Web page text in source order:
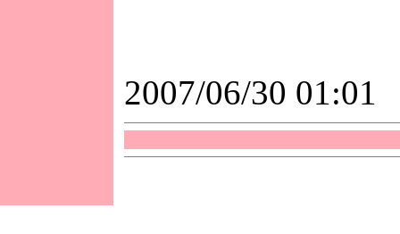
2007/06/30 01:01